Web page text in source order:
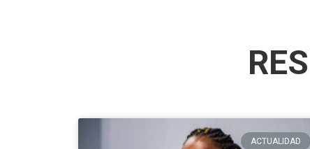
ACTUALIDAD